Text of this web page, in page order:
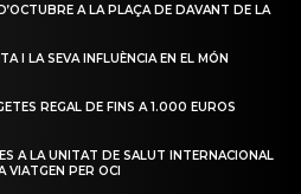
A LA PLAÇA DE DAVANT DE LA
I LA SEVA INFLUÈNCIA EN EL MÓN
REGAL DE FINS A 1.000 EUROS
A LA UNITAT DE SALUT INTERNACIONAL
VIATGEN PER OCI